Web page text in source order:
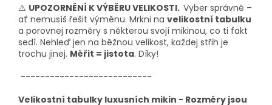
⚠️ UPOZORNĚNÍ K VÝBĚRU VELIKOSTI. Vyber správně –
ať nemusíš řešit výměnu. Mrkni na velikostní tabulku
a porovnej rozměry s některou svojí mikinou, co ti fakt
sedí. Nehleď jen na běžnou velikost, každej střih je
trochu jinej. Měřit = jistota. Díky!
---------------------------
Velikostní tabulky luxusních mikin - Rozměry jsou